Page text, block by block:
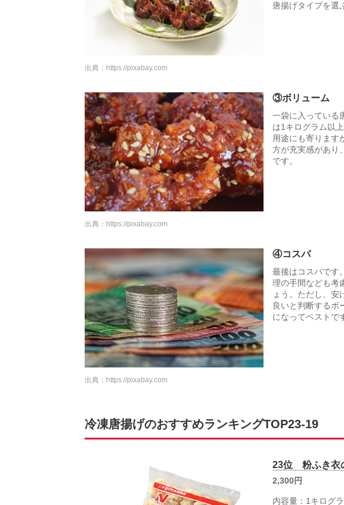
唐揚げタイプを選
出典： https://pixabay.com
③ボリューム
一袋に入っている
は1キログラム以
用途にも寄ります
方が充実感があり
です。
出典： https://pixabay.com
④コスパ
最後はコスパです
理の手間なども考
ょう。ただし、安
良いと判断するボ
になってベストで
出典： https://pixabay.com
冷凍唐揚げのおすすめランキングTOP23-19
23位 粉ふき衣
2,300円
内容量：1キログ